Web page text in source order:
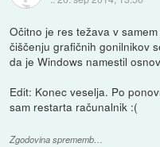
Očitno je res težava v
čiščenju grafičnih gonilnikov
da je Windows namestil
Edit: Konec veselja. Po
sam restarta računalnik :(
Zgodovina sprememb…